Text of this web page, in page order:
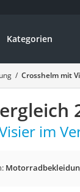
Kategorien
Motor
3
(20 l)
Crosshelm mit
im